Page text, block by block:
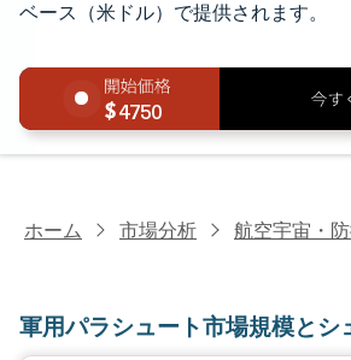
ベース（米ドル）で提供されます。
4750
ホーム 市場分析 航空宇宙・
軍用パラシュート市場規模とシ